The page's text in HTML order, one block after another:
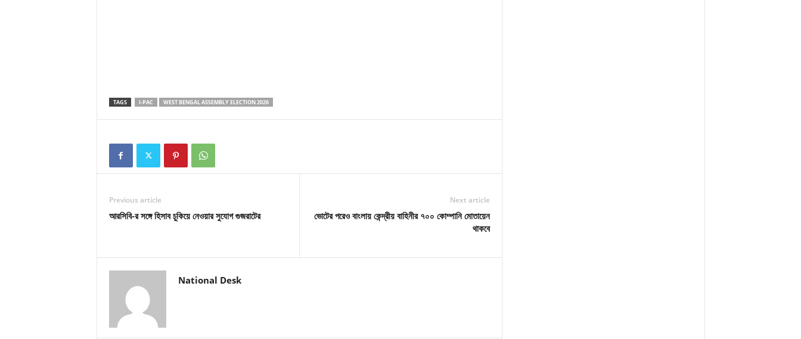
TAGS I-PAC WEST BENGAL ASSEMBLY ELECTION 2026
Previous article
আরসিবি-র সঙ্গে হিসাব চুকিয়ে নেওয়ার সুযোগ গুজরাটের
Next article
ভোটের পরেও বাংলায় কেন্দ্রীয় বাহিনীর ৭০০ কোম্পানি মোতায়েন
থাকবে
National Desk